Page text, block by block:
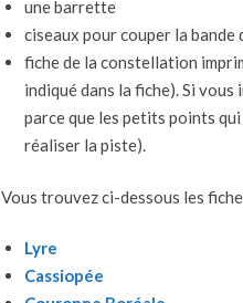
une barrette
ciseaux pour couper la bande
fiche de la constellation
indiqué dans la fiche). Si
parce que les petits points
réaliser la piste).
Vous trouvez ci-dessous les
Lyre
Cassiopée